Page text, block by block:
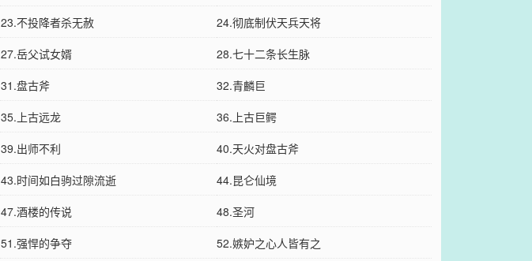
23.不投降者杀无赦
24.彻底制伏天兵天将
27.岳父试女婿
28.七十二条长生脉
31.盘古斧
32.青麟巨
35.上古远龙
36.上古巨鳄
39.出师不利
40.天火对盘古斧
43.时间如白驹过隙流逝
44.昆仑仙境
47.酒楼的传说
48.圣河
51.强悍的争夺
52.嫉妒之心人皆有之